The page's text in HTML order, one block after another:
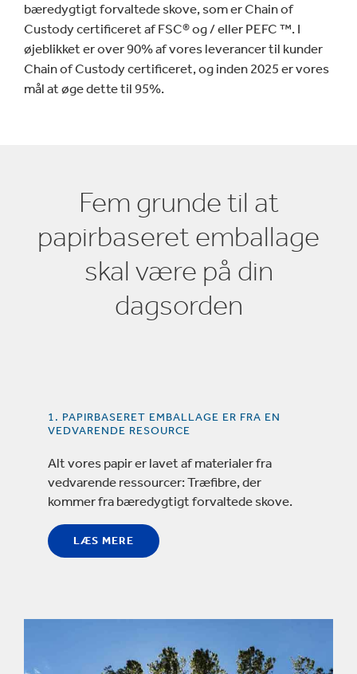
bæredygtigt forvaltede skove, som er Chain of
Custody certificeret af FSC® og / eller PEFC ™. I
øjeblikket er over 90% af vores leverancer til kunder
Chain of Custody certificeret, og inden 2025 er vores
mål at øge dette til 95%.
Fem grunde til at
papirbaseret emballage
skal være på din
dagsorden
1. PAPIRBASERET EMBALLAGE ER FRA EN
VEDVARENDE RESOURCE
Alt vores papir er lavet af materialer fra
vedvarende ressourcer: Træfibre, der
kommer fra bæredygtigt forvaltede skove.
LÆS MERE